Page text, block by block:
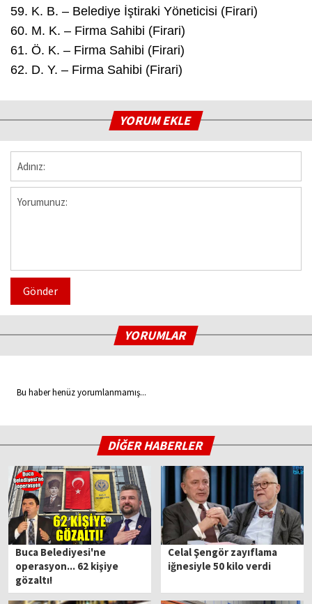
59.⁠ ⁠K. B. – Belediye İştiraki Yöneticisi (Firari)
60.⁠ ⁠M. K. – Firma Sahibi (Firari)
61.⁠ ⁠Ö. K. – Firma Sahibi (Firari)
62.⁠ ⁠D. Y. – Firma Sahibi (Firari)
YORUM EKLE
Gönder
YORUMLAR
Bu haber henüz yorumlanmamış...
DİĞER HABERLER
Buca Belediyesi'ne
operasyon... 62 kişiye
gözaltı!
Celal Şengör zayıflama
iğnesiyle 50 kilo verdi